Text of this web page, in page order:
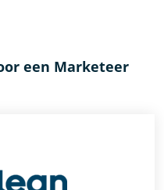
een Marketeer